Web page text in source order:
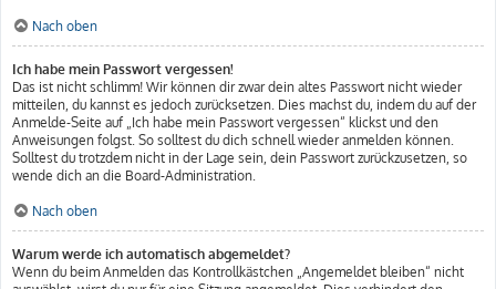
Nach oben
Ich habe mein Passwort vergessen!
Das ist nicht schlimm! Wir können dir zwar dein altes Passwort nicht wieder
mitteilen, du kannst es jedoch zurücksetzen. Dies machst du, indem du auf der
Anmelde-Seite auf „Ich habe mein Passwort vergessen“ klickst und den
Anweisungen folgst. So solltest du dich schnell wieder anmelden können.
Solltest du trotzdem nicht in der Lage sein, dein Passwort zurückzusetzen, so
wende dich an die Board-Administration.
Nach oben
Warum werde ich automatisch abgemeldet?
Wenn du beim Anmelden das Kontrollkästchen „Angemeldet bleiben“ nicht